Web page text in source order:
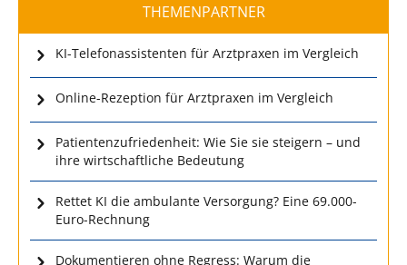
THEMENPARTNER
KI-Telefonassistenten für Arztpraxen im Vergleich
Online-Rezeption für Arztpraxen im Vergleich
Patientenzufriedenheit: Wie Sie sie steigern – und
ihre wirtschaftliche Bedeutung
Rettet KI die ambulante Versorgung? Eine 69.000-
Euro-Rechnung
Dokumentieren ohne Regress: Warum die